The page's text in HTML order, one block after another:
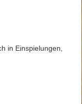
in Einspielungen,